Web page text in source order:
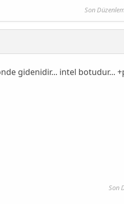
Son
gidenidir... intel botudur...
Son